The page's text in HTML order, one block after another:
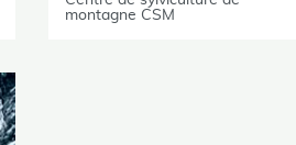
montagne CSM